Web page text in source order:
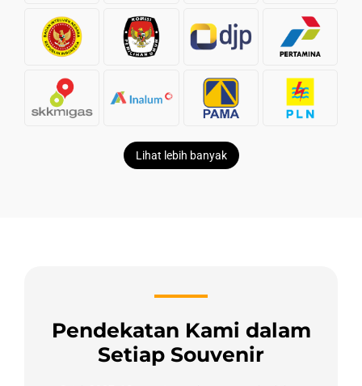
Lihat lebih banyak
Pendekatan Kami dalam
Setiap Souvenir